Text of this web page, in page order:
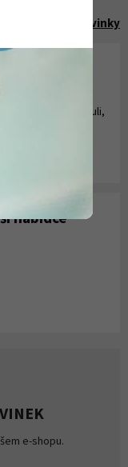
všechny novinky
kde jsme shrnuli,
sklolaminátu.
nabídce
e-shopu.